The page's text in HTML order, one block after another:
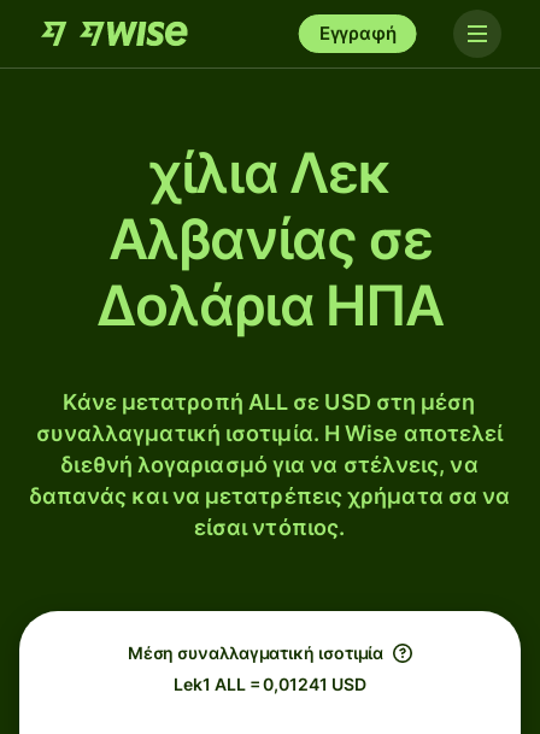
Εγγραφή
χίλια Λεκ
Αλβανίας σε
Δολάρια ΗΠΑ
Κάνε μετατροπή ALL σε USD στη μέση
συναλλαγματική ισοτιμία. Η Wise αποτελεί
διεθνή λογαριασμό για να στέλνεις, να
δαπανάς και να μετατρέπεις χρήματα σα να
είσαι ντόπιος.
Μέση συναλλαγματική ισοτιμία
Lek1 ALL = 0,01241 USD